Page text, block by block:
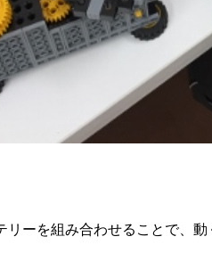
ーを組み合わせることで、動